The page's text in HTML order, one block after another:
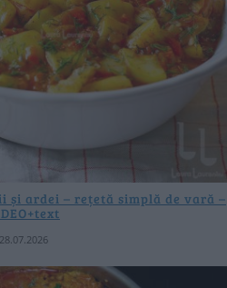
și ardei – rețetă simplă de vară –
28.07.2026